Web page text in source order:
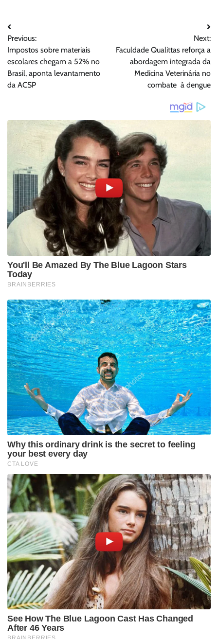
Navegação
de
Post
Previous:
Impostos sobre materiais
escolares chegam a 52% no
Brasil, aponta levantamento
da ACSP
Next:
Faculdade Qualittas reforça a
abordagem integrada da
Medicina Veterinária no
combate à dengue